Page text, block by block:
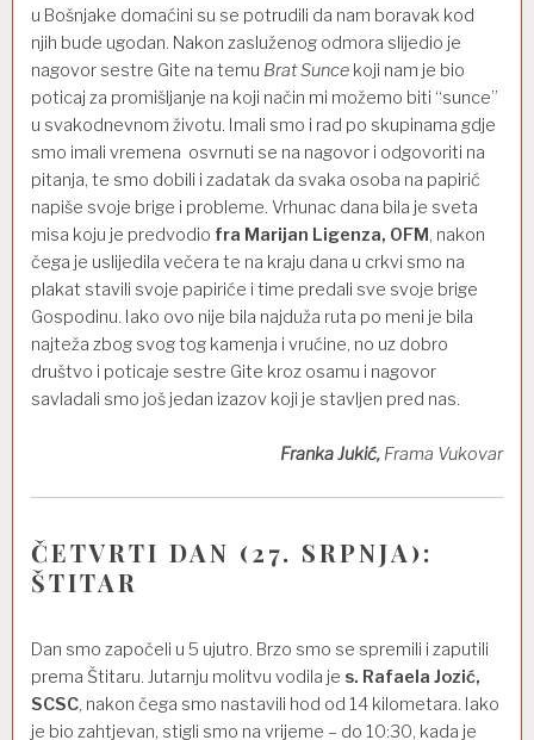
u Bošnjake domaćini su se potrudili da nam boravak kod
njih bude ugodan. Nakon zasluženog odmora slijedio je
nagovor sestre Gite na temu Brat Sunce koji nam je bio
poticaj za promišljanje na koji način mi možemo biti “sunce”
u svakodnevnom životu. Imali smo i rad po skupinama gdje
smo imali vremena osvrnuti se na nagovor i odgovoriti na
pitanja, te smo dobili i zadatak da svaka osoba na papirić
napiše svoje brige i probleme. Vrhunac dana bila je sveta
misa koju je predvodio fra Marijan Ligenza, OFM, nakon
čega je uslijedila večera te na kraju dana u crkvi smo na
plakat stavili svoje papiriće i time predali sve svoje brige
Gospodinu. Iako ovo nije bila najduža ruta po meni je bila
najteža zbog svog tog kamenja i vrućine, no uz dobro
društvo i poticaje sestre Gite kroz osamu i nagovor
savladali smo još jedan izazov koji je stavljen pred nas.
Franka Jukić, Frama Vukovar
ČETVRTI DAN (27. SRPNJA):
ŠTITAR
Dan smo započeli u 5 ujutro. Brzo smo se spremili i zaputili
prema Štitaru. Jutarnju molitvu vodila je s. Rafaela Jozić,
SCSC, nakon čega smo nastavili hod od 14 kilometara. Iako
je bio zahtjevan, stigli smo na vrijeme – do 10:30, kada je